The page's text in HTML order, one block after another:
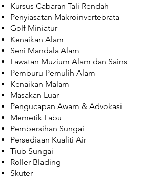
Kursus Cabaran Tali Rendah
Penyiasatan Makroinvertebrata
Golf Miniatur
Kenaikan Alam
Seni Mandala Alam
Lawatan Muzium Alam dan Sains
Pemburu Pemulih Alam
Kenaikan Malam
Masakan Luar
Pengucapan Awam & Advokasi
Memetik Labu
Pembersihan Sungai
Persediaan Kualiti Air
Tiub Sungai
Roller Blading
Skuter